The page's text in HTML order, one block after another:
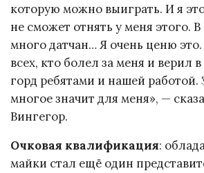
которую можно выиграть. И я
не сможет отнять у меня этого.
много датчан… Я очень ценю
всех, кто болел за меня и верил
горд ребятами и нашей работой.
многое значит для меня», —
Вингегор.
Очковая квалификация:
майки стал ещё один